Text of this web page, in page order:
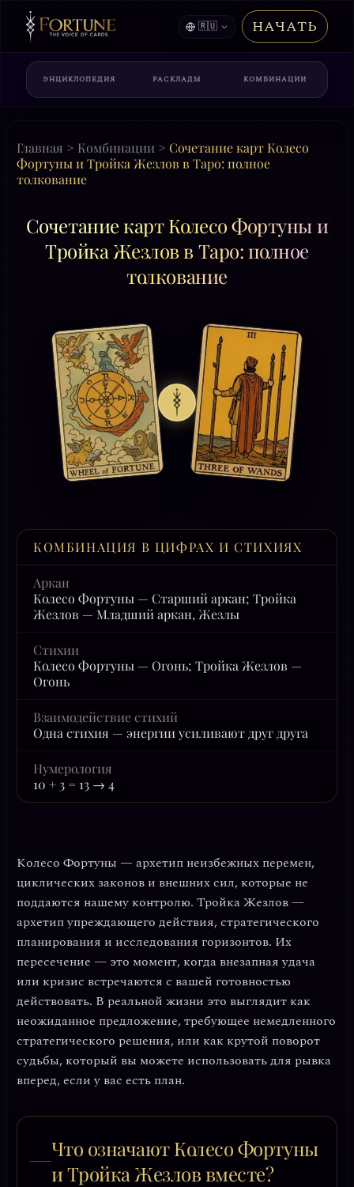
🇷🇺 НАЧАТЬ
ЭНЦИКЛОПЕДИЯ РАСКЛАДЫ КОМБИНАЦИИ
Главная > Комбинации > Сочетание карт Колесо
Фортуны и Тройка Жезлов в Таро: полное
толкование
Сочетание карт Колесо Фортуны и
Тройка Жезлов в Таро: полное
толкование
КОМБИНАЦИЯ В ЦИФРАХ И СТИХИЯХ
Аркан
Колесо Фортуны — Старший аркан; Тройка
Жезлов — Младший аркан, Жезлы
Стихии
Колесо Фортуны — Огонь; Тройка Жезлов —
Огонь
Взаимодействие стихий
Одна стихия — энергии усиливают друг друга
Нумерология
10 + 3 = 13 → 4
Колесо Фортуны — архетип неизбежных перемен,
циклических законов и внешних сил, которые не
поддаются нашему контролю. Тройка Жезлов—
архетип упреждающего действия, стратегического
планирования и исследования горизонтов. Их
пересечение — это момент, когда внезапная удача
или кризис встречаются с вашей готовностью
действовать. В реальной жизни это выглядит как
неожиданное предложение, требующее немедленного
стратегического решения, или как крутой поворот
судьбы, который вы можете использовать для рывка
вперед, если у вас есть план.
Что означают Колесо Фортуны
и Тройка Жезлов вместе?